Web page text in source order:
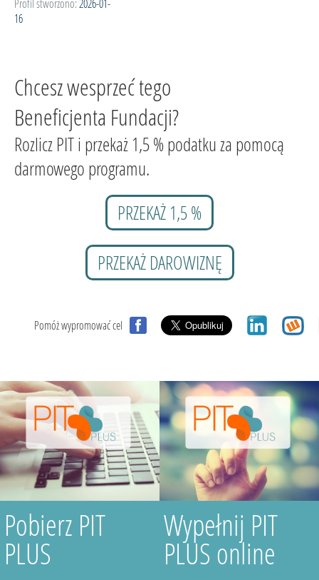
Profil stworzono: 2026-01-
16
Chcesz wesprzeć tego
Beneficjenta Fundacji?
Rozlicz PIT i przekaż 1,5 % podatku za pomocą
darmowego programu.
PRZEKAŻ 1,5 %
PRZEKAŻ DAROWIZNĘ
Pomóż wypromować cel
Pobierz PIT
PLUS
Wypełnij PIT
PLUS online